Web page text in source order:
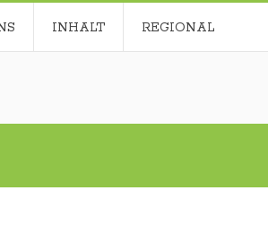
INHALT REGIONAL